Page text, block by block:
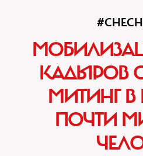
КАДЫРОВ
МИТИНГ
ПОЧТИ